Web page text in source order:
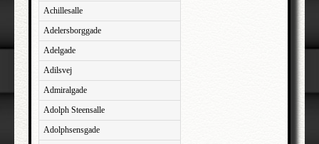
Achillesalle
Adelersborggade
Adelgade
Adilsvej
Admiralgade
Adolph Steensalle
Adolphsensgade